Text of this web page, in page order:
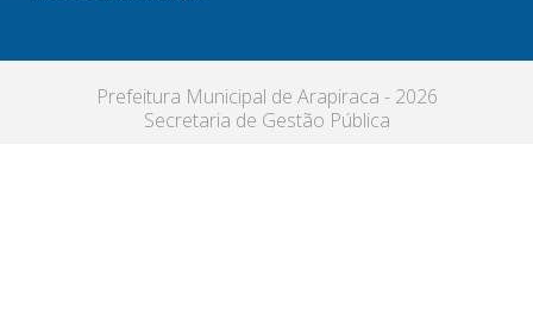
Prefeitura Municipal de Arapiraca - 2026
Secretaria de Gestão Pública